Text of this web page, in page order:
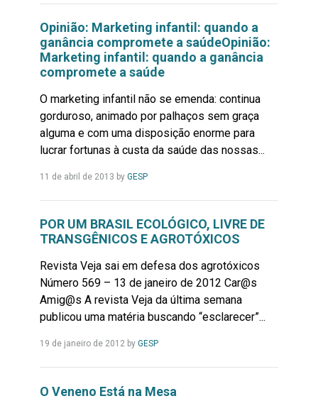
Opinião: Marketing infantil: quando a
ganância compromete a saúdeOpinião:
Marketing infantil: quando a ganância
compromete a saúde
O marketing infantil não se emenda: continua
gorduroso, animado por palhaços sem graça
alguma e com uma disposição enorme para
lucrar fortunas à custa da saúde das nossas...
11 de abril de 2013 by GESPLeia
POR UM BRASIL ECOLÓGICO, LIVRE DE
TRANSGÊNICOS E AGROTÓXICOS
Revista Veja sai em defesa dos agrotóxicos
Número 569 – 13 de janeiro de 2012 Car@s
Amig@s A revista Veja da última semana
publicou uma matéria buscando “esclarecer”...
19 de janeiro de 2012by GESPLeia
O Veneno Está na Mesa